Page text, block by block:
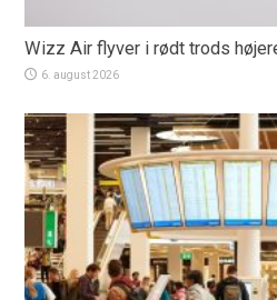
Wizz Air flyver i rødt trods
6. august 2026